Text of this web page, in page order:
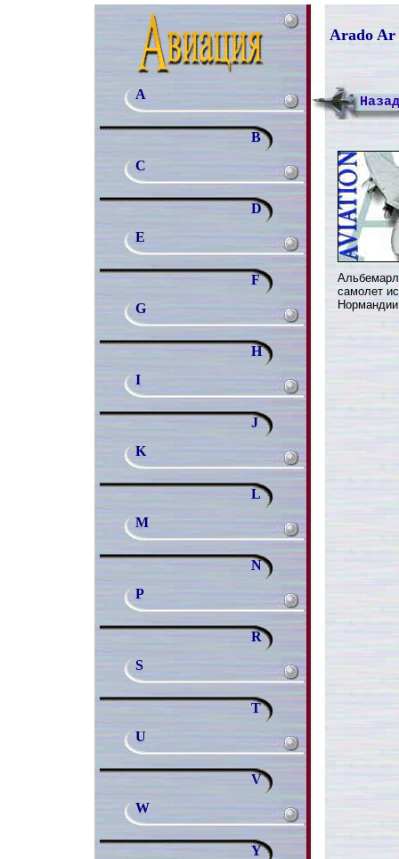
Arado Ar
A
B
C
D
E
F
G
H
I
J
K
L
M
N
P
R
S
T
U
V
W
Y
Назад
самолет